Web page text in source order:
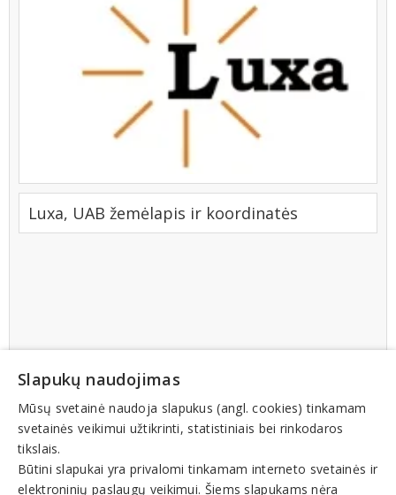
Luxa, UAB žemėlapis ir koordinatės
Slapukų naudojimas
Mūsų svetainė naudoja slapukus (angl. cookies) tinkamam
svetainės veikimui užtikrinti, statistiniais bei rinkodaros
tikslais.
Būtini slapukai yra privalomi tinkamam interneto svetainės ir
elektroninių paslaugų veikimui. Šiems slapukams nėra